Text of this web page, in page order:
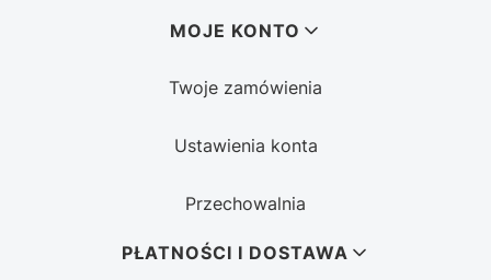
MOJE KONTO
Twoje zamówienia
Ustawienia konta
Przechowalnia
PŁATNOŚCI I DOSTAWA